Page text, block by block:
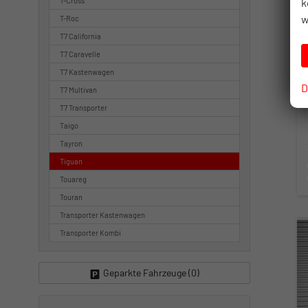
T-Roc
T7 California
T7 Caravelle
T7 Kastenwagen
T7 Multivan
T7 Transporter
Taigo
Tayron
Tiguan
Touareg
Touran
Transporter Kastenwagen
Transporter Kombi
Geparkte Fahrzeuge (0)